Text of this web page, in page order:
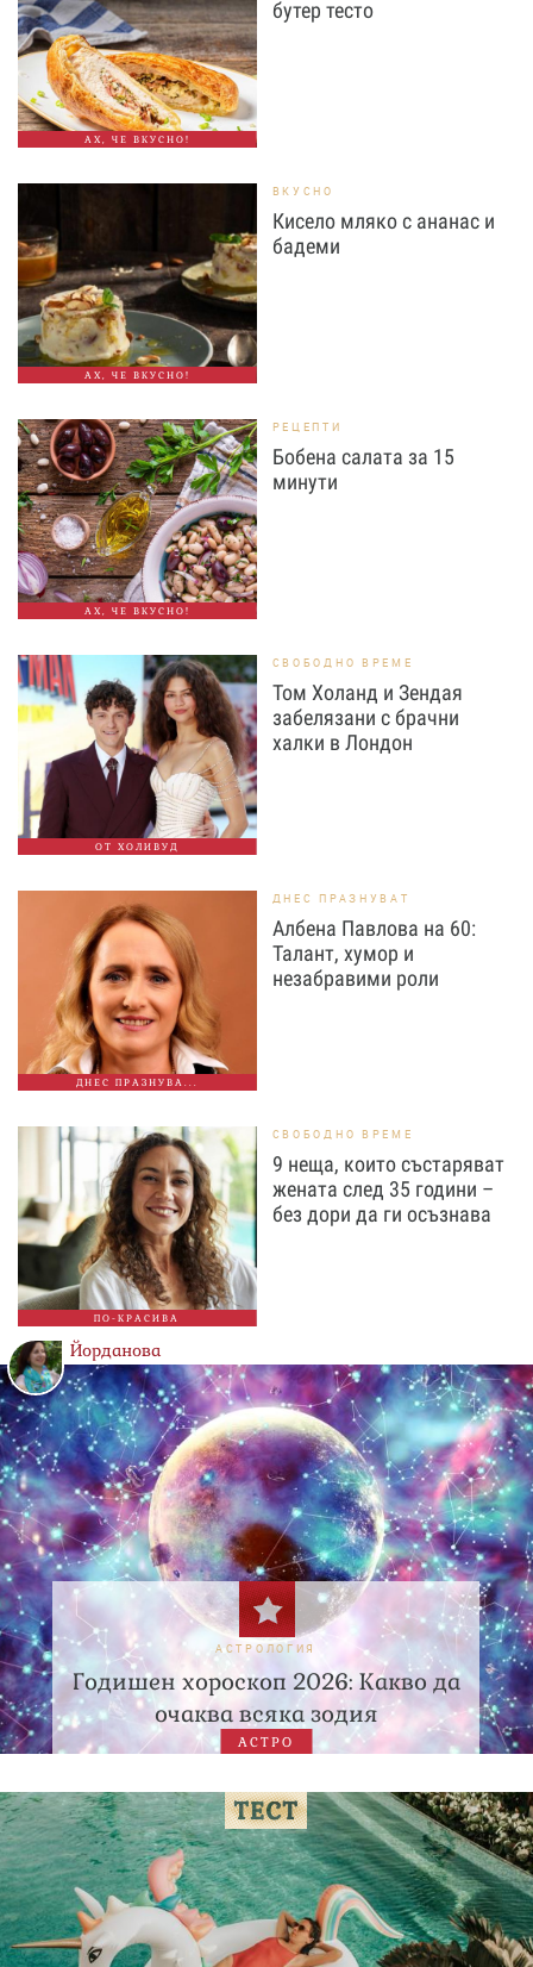
АХ, ЧЕ ВКУСНО!
бутер тесто
АХ, ЧЕ ВКУСНО!
ВКУСНО
Кисело мляко с ананас и
бадеми
АХ, ЧЕ ВКУСНО!
РЕЦЕПТИ
Бобена салата за 15
минути
ОТ ХОЛИВУД
СВОБОДНО ВРЕМЕ
Том Холанд и Зендая
забелязани с брачни
халки в Лондон
ДНЕС ПРАЗНУВА...
ДНЕС ПРАЗНУВАТ
Албена Павлова на 60:
Талант, хумор и
незабравими роли
ПО-КРАСИВА
СВОБОДНО ВРЕМЕ
9 неща, които състаряват
жената след 35 години –
без дори да ги осъзнава
Йорданова
АСТРОЛОГИЯ
Годишен хороскоп 2026: Какво да
очаква всяка зодия
АСТРО